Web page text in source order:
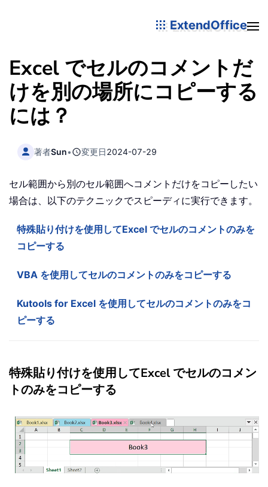
ExtendOffice
Excel でセルのコメントだ
けを別の場所にコピーする
には？
著者Sun• 変更日2024-07-29
セル範囲から別のセル範囲へコメントだけをコピーしたい
場合は、以下のテクニックでスピーディに実行できます。
特殊貼り付けを使用してExcel でセルのコメントのみを
コピーする
VBA を使用してセルのコメントのみをコピーする
Kutools for Excel を使用してセルのコメントのみをコ
ピーする
特殊貼り付けを使用してExcel でセルのコメン
トのみをコピーする